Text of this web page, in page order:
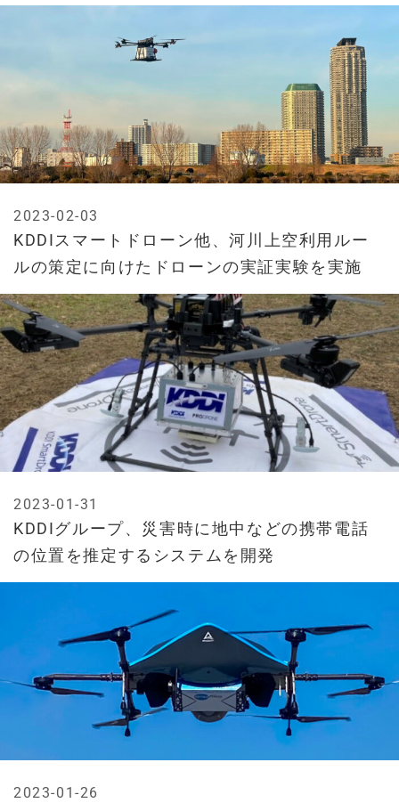
KDDIスマートドローン他、河川上空利用ルー
ルの策定に向けたドローンの実証実験を実施
2023-02-03
KDDIグループ、災害時に地中などの携帯電話
の位置を推定するシステムを開発
2023-01-31
2023-01-26